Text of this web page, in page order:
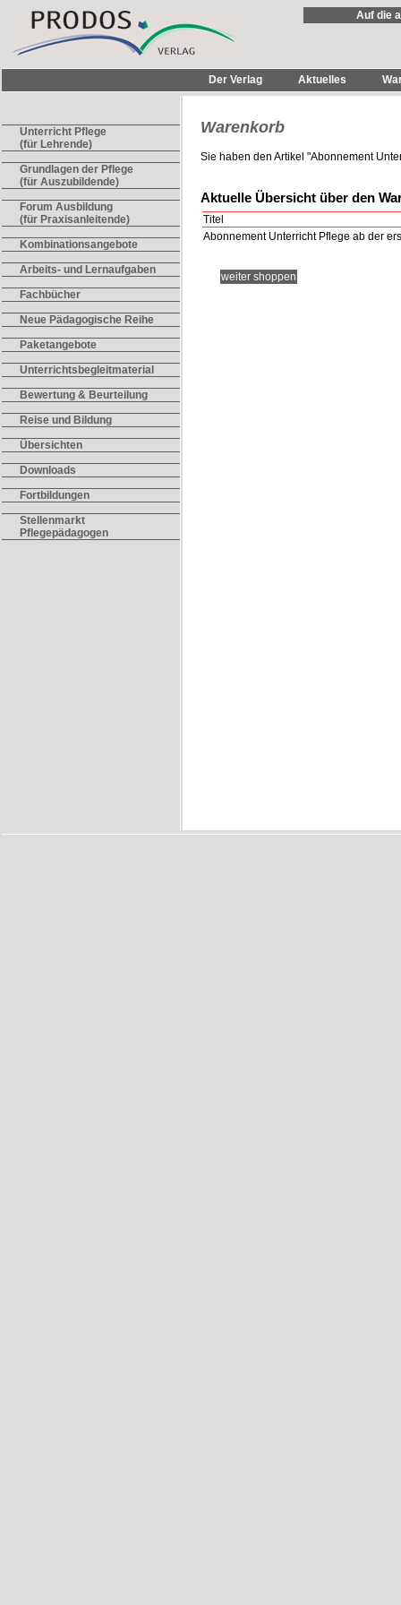
Auf die
Der Verlag Aktuelles
Unterricht Pflege
(für Lehrende)
Grundlagen der Pflege
(für Auszubildende)
Forum Ausbildung
(für Praxisanleitende)
Kombinationsangebote
Arbeits- und Lernaufgaben
Fachbücher
Neue Pädagogische Reihe
Paketangebote
Unterrichtsbegleitmaterial
Bewertung & Beurteilung
Reise und Bildung
Übersichten
Downloads
Fortbildungen
Stellenmarkt
Pflegepädagogen
Warenkorb
Sie haben den Artikel "Abonnement
Aktuelle Übersicht über den
Titel
Abonnement Unterricht Pflege ab der
weiter shoppen